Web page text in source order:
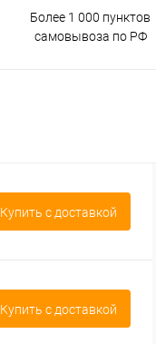
Более 1 000 пунктов
самовывоза по РФ
Купить c доставкой
Купить c доставкой